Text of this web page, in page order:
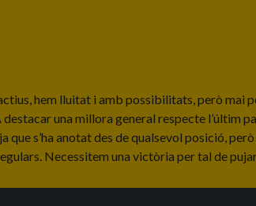
hem lluitat i amb possibilitats, però mai
una millora general respecte l’últim
s’ha anotat des de qualsevol posició,
Necessitem una victòria per tal de